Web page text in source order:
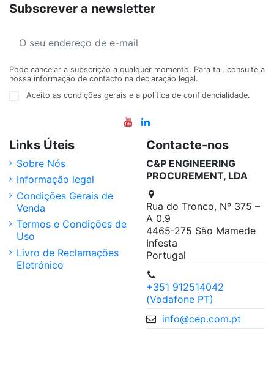
Subscrever a newsletter
Pode cancelar a subscrição a qualquer momento. Para tal, consulte a
nossa informação de contacto na declaração legal.
Aceito as condições gerais e a política de confidencialidade.
Links Úteis
Sobre Nós
Informação legal
Condições Gerais de
Venda
Termos e Condições de
Uso
Livro de Reclamações
Eletrónico
Contacte-nos
C&P ENGINEERING
PROCUREMENT, LDA
Rua do Tronco, Nº 375 –
A 0.9
4465-275 São Mamede
Infesta
Portugal
+351 912514042
(Vodafone PT)
info@cep.com.pt